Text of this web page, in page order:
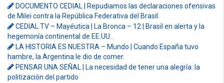
DOCUMENTO CEDIAL | Repudiamos las declaraciones ofensivas
de Milei contra la República Federativa del Brasil.
CEDIAL TV – Mayéutica | La Bronca – 12 | Brasil en alerta y la
hegemonía continental de EE.UU..
LA HISTORIA ES NUESTRA – Mundo | Cuando España tuvo
hambre, la Argentina le dio de comer.
PENSAR UNA SEÑAL | La necesidad de tener una alegría: la
politización del partido